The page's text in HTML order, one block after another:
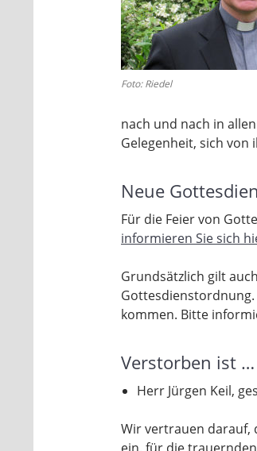
Foto: Riedel
nach und nach in
Gelegenheit, sich von
Neue
Für die Feier von
informieren Sie sich
Grundsätzlich gilt
kommen. Bitte
Verstorben ist …
Herr Jürgen Keil,
Wir vertrauen darauf,